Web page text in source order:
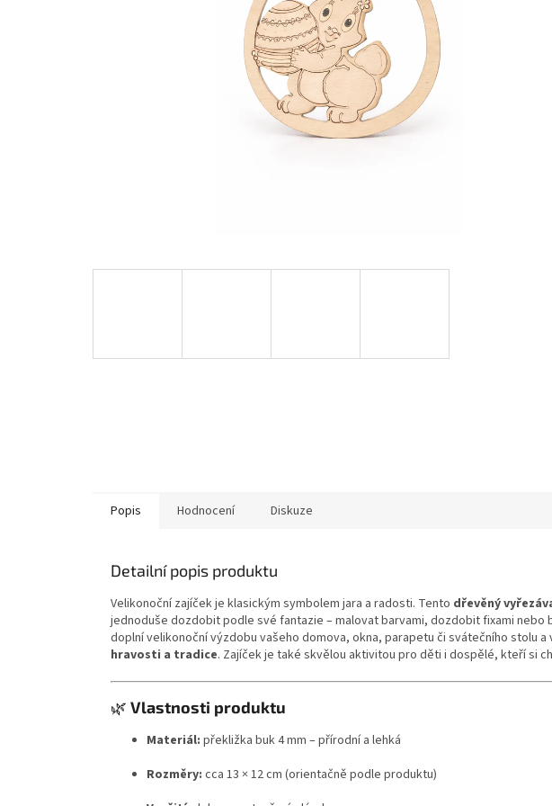
Popis Hodnocení Diskuze
Detailní popis produktu
Velikonoční zajíček je klasickým symbolem jara a radosti. Tento dřevěný
jednoduše dozdobit podle své fantazie – malovat barvami, dozdobit fixami nebo
doplní velikonoční výzdobu vašeho domova, okna, parapetu či svátečního stolu
hravosti a tradice. Zajíček je také skvělou aktivitou pro děti i dospělé, kteří si
🌿 Vlastnosti produktu
Materiál: překližka buk 4 mm – přírodní a lehká
Rozměry: cca 13 × 12 cm (orientačně podle produktu)